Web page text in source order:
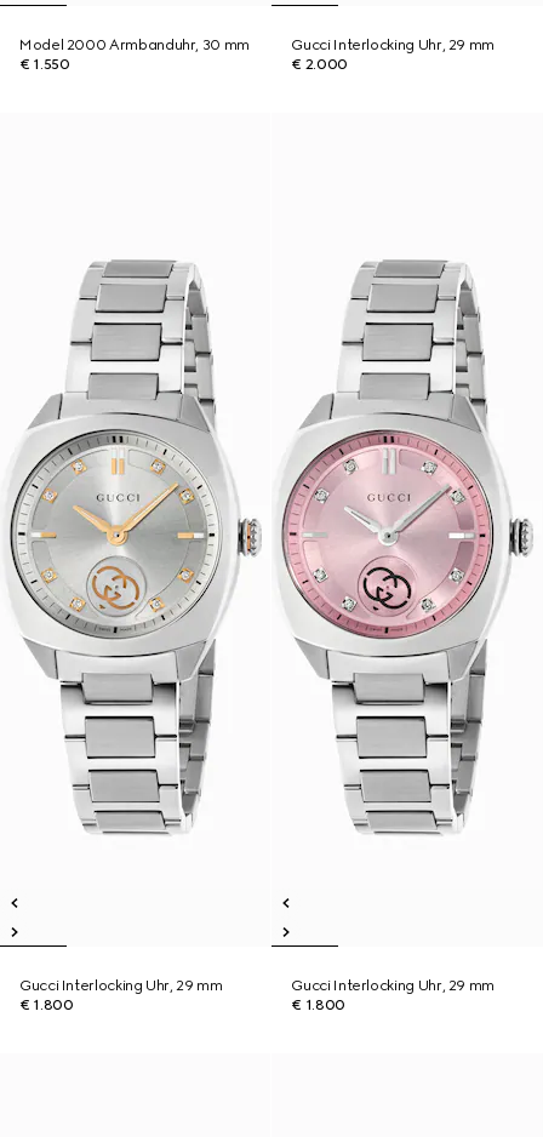
Model 2000 Armbanduhr, 30 mm
€ 1.550
Gucci Interlocking Uhr, 29 mm
€ 2.000
Gucci Interlocking Uhr, 29 mm
€ 1.800
Gucci Interlocking Uhr, 29 mm
€ 1.800